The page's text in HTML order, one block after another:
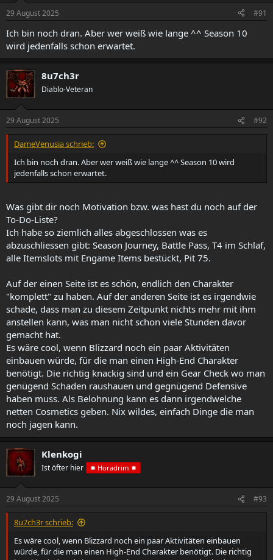
29 August 2025 #91
Ich bin noch dran. Aber wer weiß wie lange ^^ Season 10
wird jedenfalls schon erwartet.
8u7ch3r
Diablo-Veteran
29 August 2025 #92
DameVenusia schrieb:
Ich bin noch dran. Aber wer weiß wie lange ^^ Season 10 wird
jedenfalls schon erwartet.
Was gibt dir noch Motivation bzw. was hast du noch auf der
To-Do-Liste?
Ich habe so ziemlich alles abgeschlossen was es
abzuschliessen gibt: Season Journey, Battle Pass, T4 im Schlaf,
alle Itemslots mit Engame Items bestückt, Pit 75.
Auf der einen Seite ist es schön, endlich den Charakter
"komplett" zu haben. Auf der anderen Seite ist es irgendwie
schade, dass man zu diesem Zeitpunkt nichts mehr mit ihm
anstellen kann, was man nicht schon viele Stunden davor
gemacht hat.
Es wäre cool, wenn Blizzard noch ein paar Aktivitäten
einbauen würde, für die man einen High-End Charakter
benötigt. Die richtig knackig sind und ein Gear Check wo man
genügend Schaden raushauen und gegnügend Defensive
haben muss. Als Belohnung kann es dann irgendwelche
netten Cosmetics geben. Nix wildes, einfach Dinge die man
noch jagen kann.
Klenkogi
Ist öfter hier ✸ Horadrim ✸
29 August 2025 #93
8u7ch3r schrieb:
Es wäre cool, wenn Blizzard noch ein paar Aktivitäten einbauen
würde, für die man einen High-End Charakter benötigt. Die richtig